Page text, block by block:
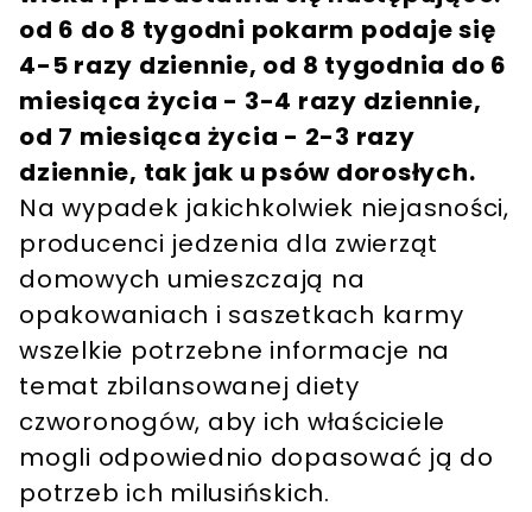
od 6 do 8 tygodni pokarm podaje się
4-5 razy dziennie, od 8 tygodnia do 6
miesiąca życia - 3-4 razy dziennie,
od 7 miesiąca życia - 2-3 razy
dziennie, tak jak u psów dorosłych.
Na wypadek jakichkolwiek niejasności,
producenci jedzenia dla zwierząt
domowych umieszczają na
opakowaniach i saszetkach karmy
wszelkie potrzebne informacje na
temat zbilansowanej diety
czworonogów, aby ich właściciele
mogli odpowiednio dopasować ją do
potrzeb ich milusińskich.